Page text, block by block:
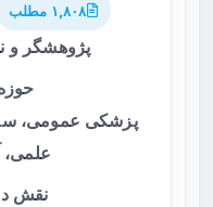
۱,۸۰۸ مطلب
پژوهشگر و
پزشکی عمومی،
نقش